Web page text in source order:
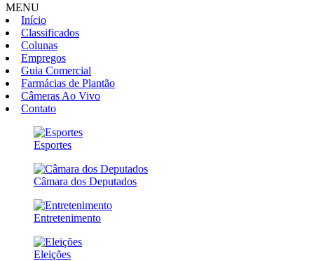
MENU
Início
Classificados
Colunas
Empregos
Guia Comercial
Farmácias de Plantão
Câmeras Ao Vivo
Contato
Esportes
Câmara dos Deputados
Entretenimento
Eleições